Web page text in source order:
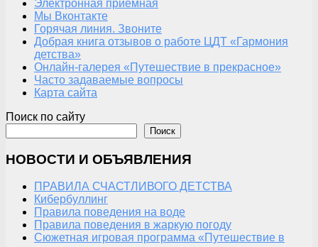
Электронная приемная
Мы Вконтакте
Горячая линия. Звоните
Добрая книга отзывов о работе ЦДТ «Гармония
детства»
Онлайн-галерея «Путешествие в прекрасное»
Часто задаваемые вопросы
Карта сайта
Поиск по сайту
Поиск
НОВОСТИ И ОБЪЯВЛЕНИЯ
ПРАВИЛА СЧАСТЛИВОГО ДЕТСТВА
Кибербуллинг
Правила поведения на воде
Правила поведения в жаркую погоду
Сюжетная игровая программа «Путешествие в